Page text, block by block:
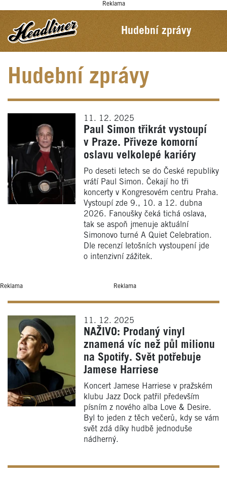
Reklama
Hudební zprávy
Hudební zprávy
11. 12. 2025
Paul Simon třikrát vystoupí
v Praze. Přiveze komorní
oslavu velkolepé kariéry
Po deseti letech se do České republiky
vrátí Paul Simon. Čekají ho tři
koncerty v Kongresovém centru Praha.
Vystoupí zde 9., 10. a 12. dubna
2026. Fanoušky čeká tichá oslava,
tak se aspoň jmenuje aktuální
Simonovo turné A Quiet Celebration.
Dle recenzí letošních vystoupení jde
o intenzivní zážitek.
Reklama Reklama
11. 12. 2025
NAŽIVO: Prodaný vinyl
znamená víc než půl milionu
na Spotify. Svět potřebuje
Jamese Harriese
Koncert Jamese Harriese v pražském
klubu Jazz Dock patřil především
písním z nového alba Love & Desire.
Byl to jeden z těch večerů, kdy se vám
svět zdá díky hudbě jednoduše
nádherný.